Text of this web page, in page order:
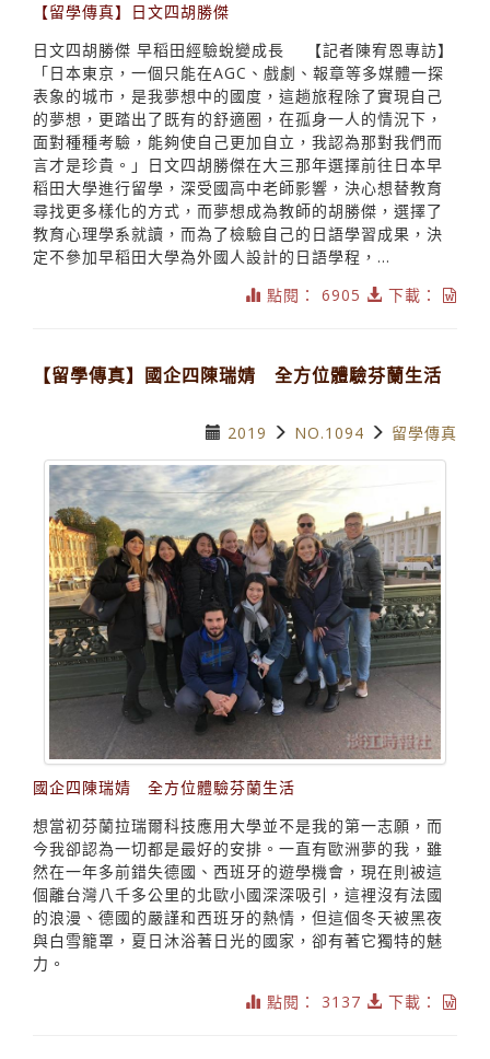
【留學傳真】日文四胡勝傑
日文四胡勝傑 早稻田經驗蛻變成長 【記者陳宥恩專訪】
「日本東京，一個只能在AGC、戲劇、報章等多媒體一探
表象的城市，是我夢想中的國度，這趟旅程除了實現自己
的夢想，更踏出了既有的舒適圈，在孤身一人的情況下，
面對種種考驗，能夠使自己更加自立，我認為那對我們而
言才是珍貴。」日文四胡勝傑在大三那年選擇前往日本早
稻田大學進行留學，深受國高中老師影響，決心想替教育
尋找更多樣化的方式，而夢想成為教師的胡勝傑，選擇了
教育心理學系就讀，而為了檢驗自己的日語學習成果，決
定不參加早稻田大學為外國人設計的日語學程，...
點閱： 6905
下載：
【留學傳真】國企四陳瑞婧 全方位體驗芬蘭生活
2019 NO.1094 留學傳真
國企四陳瑞婧 全方位體驗芬蘭生活
想當初芬蘭拉瑞爾科技應用大學並不是我的第一志願，而
今我卻認為一切都是最好的安排。一直有歐洲夢的我，雖
然在一年多前錯失德國、西班牙的遊學機會，現在則被這
個離台灣八千多公里的北歐小國深深吸引，這裡沒有法國
的浪漫、德國的嚴謹和西班牙的熱情，但這個冬天被黑夜
與白雪籠罩，夏日沐浴著日光的國家，卻有著它獨特的魅
力。
點閱： 3137
下載：